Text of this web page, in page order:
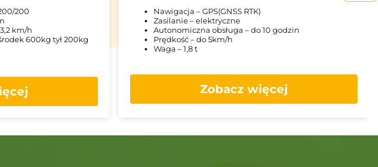
200
km/h
600kg tył 200kg
Nawigacja – GPS(GNSS RTK)
Zasilanie – elektryczne
Autonomiczna obsługa – do 10 godzin
Prędkość – do 5km/h
Waga – 1,8 t
Zobacz więcej